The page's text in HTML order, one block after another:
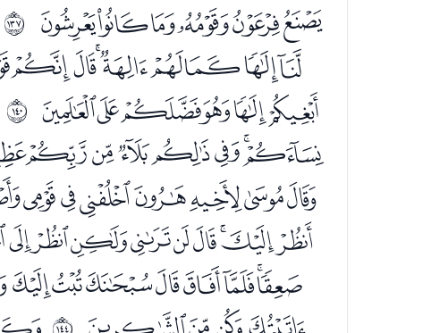
ﯯﯰﯱﯲﯳﯴ ﲈ
ﭹﭺﭻﭼﭽﭾ ﲋ